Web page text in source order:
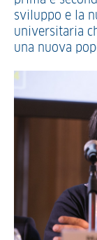
sviluppo e la
universitaria
una nuova